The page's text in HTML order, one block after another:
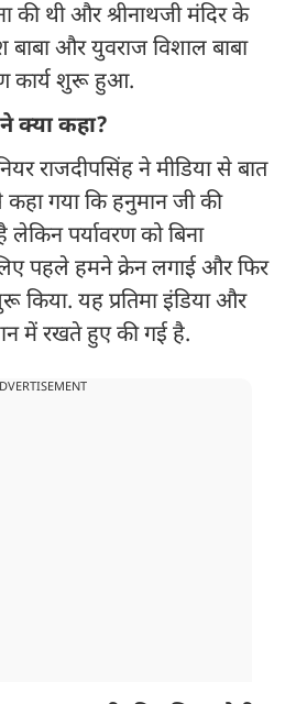
की थी और श्रीनाथजी मंदिर के
बाबा और युवराज विशाल बाबा
कार्य शुरू हुआ.
क्या कहा?
राजदीपसिंह ने मीडिया से बात
गया कि हनुमान जी की
लेकिन पर्यावरण को बिना
पहले हमने क्रेन लगाई और फिर
किया. यह प्रतिमा इंडिया और
में रखते हुए की गई है.